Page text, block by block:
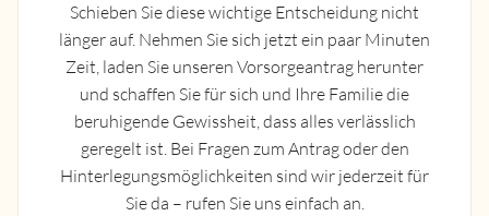
Schieben Sie diese wichtige Entscheidung nicht
länger auf. Nehmen Sie sich jetzt ein paar Minuten
Zeit, laden Sie unseren Vorsorgeantrag herunter
und schaffen Sie für sich und Ihre Familie die
beruhigende Gewissheit, dass alles verlässlich
geregelt ist. Bei Fragen zum Antrag oder den
Hinterlegungsmöglichkeiten sind wir jederzeit für
Sie da – rufen Sie uns einfach an.